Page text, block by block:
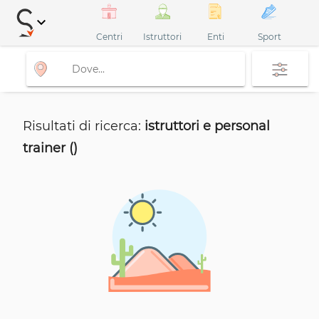
keyboard_arrow_down
Centri Istruttori Enti Sport
Risultati di ricerca: istruttori e personal
trainer ()